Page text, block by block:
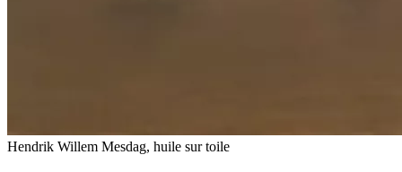
Hendrik Willem Mesdag, huile sur toile